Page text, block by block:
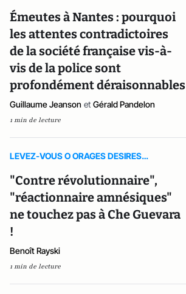
Émeutes à Nantes : pourquoi
les attentes contradictoires
de la société française vis-à-
vis de la police sont
profondément déraisonnables
Guillaume Jeanson et Gérald Pandelon
1 min de lecture
LEVEZ-VOUS O ORAGES DESIRES…
"Contre révolutionnaire",
"réactionnaire amnésiques"
ne touchez pas à Che Guevara
!
Benoît Rayski
1 min de lecture